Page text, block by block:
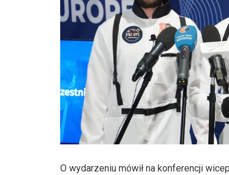
O wydarzeniu mówił na konferencji